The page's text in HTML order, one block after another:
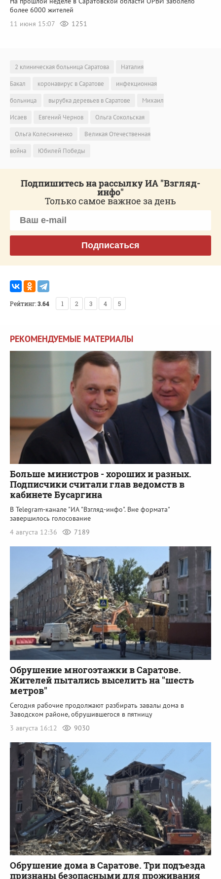
более 6000 жителей
11 июня 15:07
1251
2 клиническая больница Саратова
Наталия
Бакал
коронавирус в Саратове
инфекционная
больница
вырубка деревьев в Саратове
Михаил
Исаев
Евгений Чернов
Ольга Сокольская
Ольга Колесниченко
Великая Отечественная
война
Юбилей Победы
Подпишитесь на рассылку ИА "Взгляд-
инфо"
Только самое важное за день
Подписаться
Рейтинг:3.64 1 2 3 4 5
РЕКОМЕНДУЕМЫЕ МАТЕРИАЛЫ
Больше министров - хороших и разных.
Подписчики считали глав ведомств в
кабинете Бусаргина
В Telegram-канале "ИА "Взгляд-инфо". Вне формата"
завершилось голосование
4 августа 12:36
7189
Обрушение многоэтажки в Саратове.
Жителей пытались выселить на "шесть
метров"
Сегодня рабочие продолжают разбирать завалы дома в
Заводском районе, обрушившегося в пятницу
3 августа 16:12
9030
Обрушение дома в Саратове. Три подъезда
признаны безопасными для проживания